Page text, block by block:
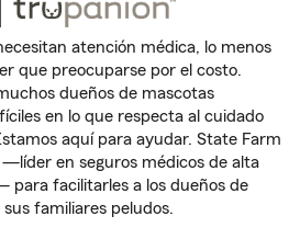
atención médica, lo menos
que preocuparse por el costo.
dueños de mascotas
en lo que respecta al cuidado
aquí para ayudar. State Farm
en seguros médicos de alta
para facilitarles a los dueños de
familiares peludos.